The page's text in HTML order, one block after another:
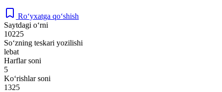
Ro‘yxatga qo‘shish
Saytdagi o‘rni
10225
So‘zning teskari yozilishi
lebat
Harflar soni
5
Ko‘rishlar soni
1325